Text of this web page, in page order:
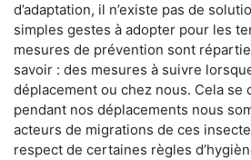
d’adaptation, il n’existe pas de
simples gestes à adopter pour les
mesures de prévention sont
savoir : des mesures à suivre
déplacement ou chez nous. Cela se
pendant nos déplacements nous
acteurs de migrations de ces
respect de certaines règles